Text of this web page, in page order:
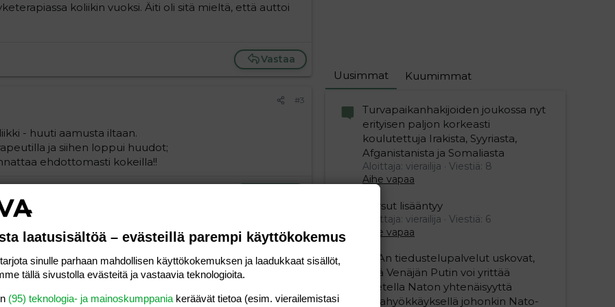
koliikin vuoksi. Äiti oli sitä mieltä, että auttoi
Vastaa
#3
- huuti aamusta iltaan.
ja siihen loppui huudot;
ehdottomasti kokeilla!!
Paragraph formatLisää hyperlinkki
Lisää kuva
Laajennettuun editoriin…KumoaLaajennettuun editoriin…
Esikatsele
Uusimmat Kuumimmat
Turvapaikanhakijoiden joukossa nyt
erityisen paljon korkeasti
koulutettuja Irakista, Syyriasta,
Afganistanista ja Somaliasta
Aloittaja: vierailija
Viestiä: 8
Aihe vapaa
Persut lisääntyy
Aloittaja: vierailija
Viestiä: 6
Aihe vapaa
USAn tiedustelupalvelut uskovat,
että Venäjän Putin voi yrittää
koetella Naton yhtenäisyyttä
maahyökkäyksellä johonkin Nato-
laatusisältöä – evästeillä parempi käyttökokemus
sinulle parhaan mahdollisen käyttökokemuksen ja laadukkaat sisällöt,
tällä sivustolla evästeitä ja vastaavia teknologioita.
(95) teknologia- ja mainoskumppania keräävät tietoa (esim. vierailemis­tasi